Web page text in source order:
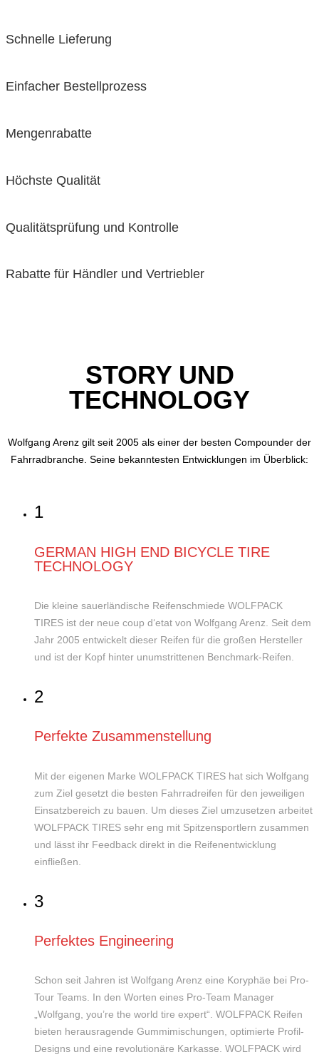
Schnelle Lieferung
Einfacher Bestellprozess
Mengenrabatte
Höchste Qualität
Qualitätsprüfung und Kontrolle
Rabatte für Händler und Vertriebler
STORY UND
TECHNOLOGY
Wolfgang Arenz gilt seit 2005 als einer der besten Compounder der
Fahrradbranche. Seine bekanntesten Entwicklungen im Überblick:
1
GERMAN HIGH END BICYCLE TIRE
TECHNOLOGY
Die kleine sauerländische Reifenschmiede WOLFPACK
TIRES ist der neue coup d‘etat von Wolfgang Arenz. Seit dem
Jahr 2005 entwickelt dieser Reifen für die großen Hersteller
und ist der Kopf hinter unumstrittenen Benchmark-Reifen.
2
Perfekte Zusammenstellung
Mit der eigenen Marke WOLFPACK TIRES hat sich Wolfgang
zum Ziel gesetzt die besten Fahrradreifen für den jeweiligen
Einsatzbereich zu bauen. Um dieses Ziel umzusetzen arbeitet
WOLFPACK TIRES sehr eng mit Spitzensportlern zusammen
und lässt ihr Feedback direkt in die Reifenentwicklung
einfließen.
3
Perfektes Engineering
Schon seit Jahren ist Wolfgang Arenz eine Koryphäe bei Pro-
Tour Teams. In den Worten eines Pro-Team Manager
„Wolfgang, you’re the world tire expert“. WOLFPACK Reifen
bieten herausragende Gummimischungen, optimierte Profil-
Designs und eine revolutionäre Karkasse. WOLFPACK wird